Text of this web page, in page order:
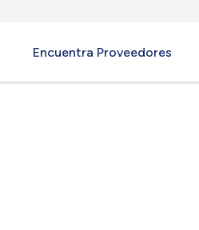
Encuentra Proveedores